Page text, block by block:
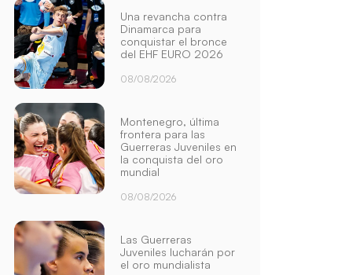
Una revancha contra
Dinamarca para
conquistar el bronce
del EHF EURO 2026
08/08/2026
Montenegro, última
frontera para las
Guerreras Juveniles en
la conquista del oro
mundial
08/08/2026
Las Guerreras
Juveniles lucharán por
el oro mundialista